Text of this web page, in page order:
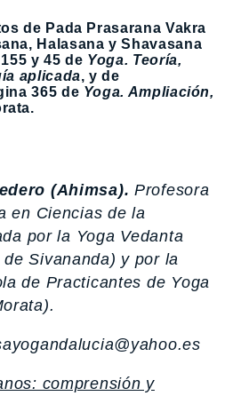
de Pada Prasarana Vakra
Halasana y Shavasana
y 45 de Yoga. Teoría,
aplicada, y de
365 de Yoga. Ampliación,
(Ahimsa).Profesora
en Ciencias de la
por la Yoga Vedanta
Sivananda) y por la
de Practicantes de Yoga
comprensión y